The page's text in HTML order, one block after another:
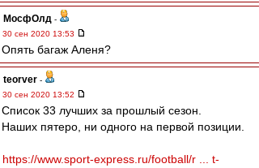
МосфОлд -
30 сен 2020 13:53
Опять багаж Аленя?
teorver -
30 сен 2020 13:52
Список 33 лучших за прошлый сезон.
Наших пятеро, ни одного на первой позиции.
https://www.sport-express.ru/football/r ... t-